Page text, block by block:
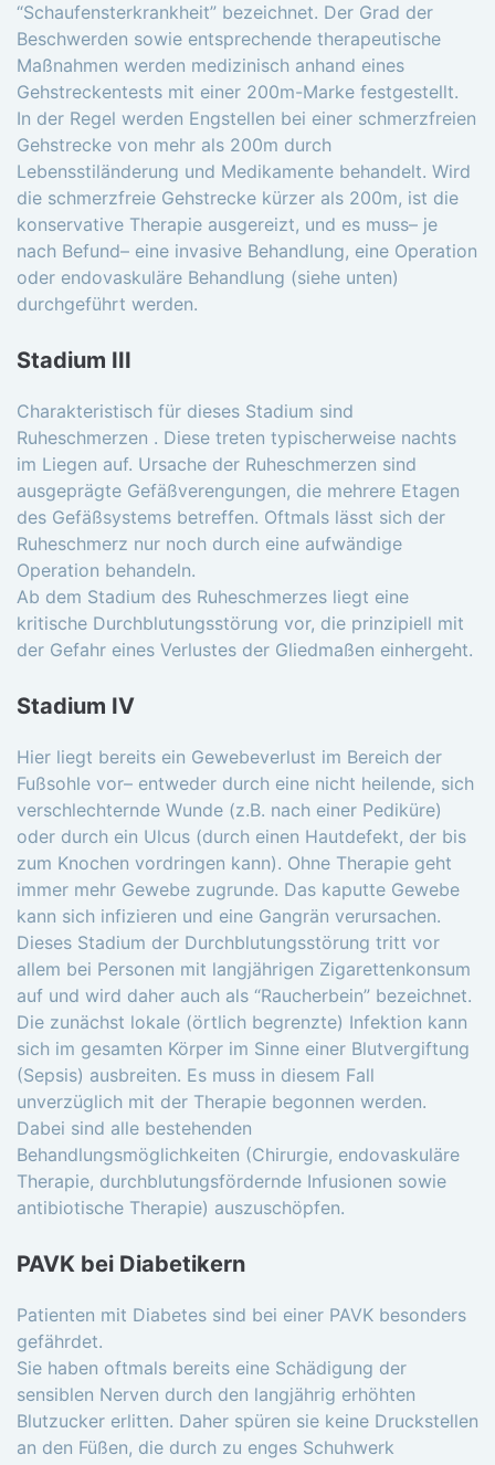
“Schaufensterkrankheit” bezeichnet. Der Grad der
Beschwerden sowie entsprechende therapeutische
Maßnahmen werden medizinisch anhand eines
Gehstreckentests mit einer 200m-Marke festgestellt.
In der Regel werden Engstellen bei einer schmerzfreien
Gehstrecke von mehr als 200m durch
Lebensstiländerung und Medikamente behandelt. Wird
die schmerzfreie Gehstrecke kürzer als 200m, ist die
konservative Therapie ausgereizt, und es muss– je
nach Befund– eine invasive Behandlung, eine Operation
oder endovaskuläre Behandlung (siehe unten)
durchgeführt werden.
Stadium III
Charakteristisch für dieses Stadium sind
Ruheschmerzen . Diese treten typischerweise nachts
im Liegen auf. Ursache der Ruheschmerzen sind
ausgeprägte Gefäßverengungen, die mehrere Etagen
des Gefäßsystems betreffen. Oftmals lässt sich der
Ruheschmerz nur noch durch eine aufwändige
Operation behandeln.
Ab dem Stadium des Ruheschmerzes liegt eine
kritische Durchblutungsstörung vor, die prinzipiell mit
der Gefahr eines Verlustes der Gliedmaßen einhergeht.
Stadium IV
Hier liegt bereits ein Gewebeverlust im Bereich der
Fußsohle vor– entweder durch eine nicht heilende, sich
verschlechternde Wunde (z.B. nach einer Pediküre)
oder durch ein Ulcus (durch einen Hautdefekt, der bis
zum Knochen vordringen kann). Ohne Therapie geht
immer mehr Gewebe zugrunde. Das kaputte Gewebe
kann sich infizieren und eine Gangrän verursachen.
Dieses Stadium der Durchblutungsstörung tritt vor
allem bei Personen mit langjährigen Zigarettenkonsum
auf und wird daher auch als “Raucherbein” bezeichnet.
Die zunächst lokale (örtlich begrenzte) Infektion kann
sich im gesamten Körper im Sinne einer Blutvergiftung
(Sepsis) ausbreiten. Es muss in diesem Fall
unverzüglich mit der Therapie begonnen werden.
Dabei sind alle bestehenden
Behandlungsmöglichkeiten (Chirurgie, endovaskuläre
Therapie, durchblutungsfördernde Infusionen sowie
antibiotische Therapie) auszuschöpfen.
PAVK bei Diabetikern
Patienten mit Diabetes sind bei einer PAVK besonders
gefährdet.
Sie haben oftmals bereits eine Schädigung der
sensiblen Nerven durch den langjährig erhöhten
Blutzucker erlitten. Daher spüren sie keine Druckstellen
an den Füßen, die durch zu enges Schuhwerk